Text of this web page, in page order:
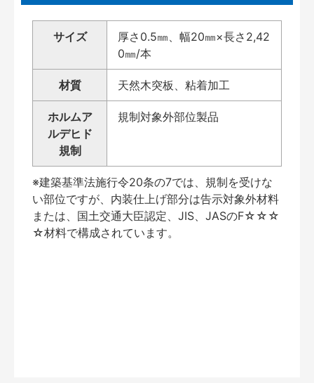
サイズ
厚さ0.5㎜、幅20㎜×長さ2,42
0㎜/本
材質 天然木突板、粘着加工
ホルムア
ルデヒド
規制
規制対象外部位製品
※建築基準法施行令20条の7では、規制を受けな
い部位ですが、内装仕上げ部分は告示対象外材料
または、国土交通大臣認定、JIS、JASのF☆☆☆
☆材料で構成されています。